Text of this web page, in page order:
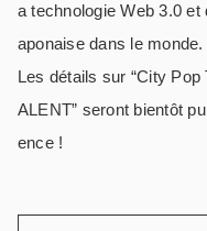
a technologie Web 3.0
aponaise dans le monde.
Les détails sur “City Pop
ALENT” seront bientôt
ence !